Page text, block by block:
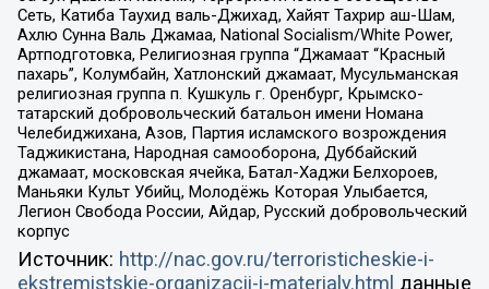
Сеть, Катиба Таухид валь-Джихад, Хайят Тахрир аш-Шам,
Ахлю Сунна Валь Джамаа, National Socialism/White Power,
Артподготовка, Религиозная группа “Джамаат “Красный
пахарь”, Колумбайн, Хатлонский джамаат, Мусульманская
религиозная группа п. Кушкуль г. Оренбург, Крымско-
татарский добровольческий батальон имени Номана
Челебиджихана, Азов, Партия исламского возрождения
Таджикистана, Народная самооборона, Дуббайский
джамаат, московская ячейка, Батал-Хаджи Белхороев,
Маньяки Культ Убийц, Молодёжь Которая Улыбается,
Легион Свобода России, Айдар, Русский добровольческий
корпус
Источник: http://nac.gov.ru/terroristicheskie-i-
ekstremistskie-organizacii-i-materialy.html данные